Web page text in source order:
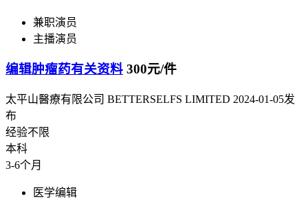
兼职演员
主播演员
编辑肿瘤药有关资料 300元/件
太平山醫療有限公司 BETTERSELFS LIMITED 2024-01-05发
布
经验不限
本科
3-6个月
医学编辑